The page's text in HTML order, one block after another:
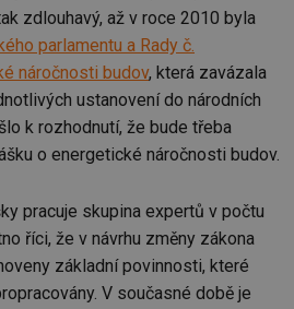
zdlouhavý, až v roce 2010 byla
parlamentu a Rady č.
náročnosti budov, která zavázala
ustanovení do národních
k rozhodnutí, že bude třeba
o energetické náročnosti budov.
pracuje skupina expertů v počtu
říci, že v návrhu změny zákona
základní povinnosti, které
V současné době je